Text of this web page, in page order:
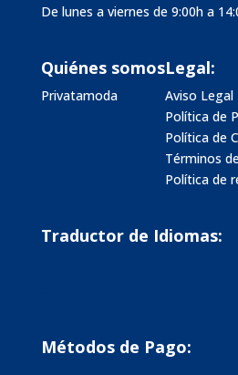
De lunes a viernes de 9:00h a
Quiénes somos
Privatamoda
Legal:
Aviso Legal
Política de
Política de
Términos
Política de
Traductor de Idiomas:
Métodos de Pago: